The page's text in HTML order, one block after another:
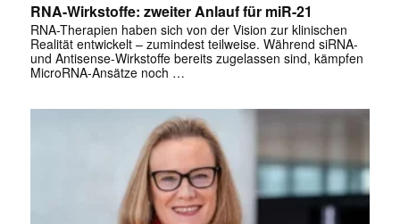
RNA-Wirkstoffe: zweiter Anlauf für miR-21
RNA-Therapien haben sich von der Vision zur klinischen
Realität entwickelt – zumindest teilweise. Während siRNA-
und Antisense-Wirkstoffe bereits zugelassen sind, kämpfen
MicroRNA-Ansätze noch …